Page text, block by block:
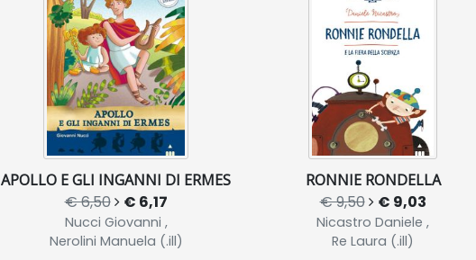
APOLLO E GLI INGANNI DI ERMES
€ 6,50 € 6,17
Nucci Giovanni ,
Nerolini Manuela (.ill)
RONNIE RONDELLA
€ 9,50 € 9,03
Nicastro Daniele ,
Re Laura (.ill)